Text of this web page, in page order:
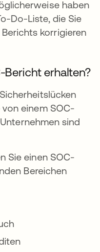
haben
Do-Liste, die Sie
korrigieren
Bericht erhalten?
einem SOC-
sind
Sie einen SOC-
Bereichen